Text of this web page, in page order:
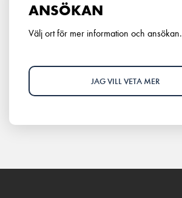
ANSÖKAN
Välj ort för mer information och ansökan.
JAG VILL VETA MER